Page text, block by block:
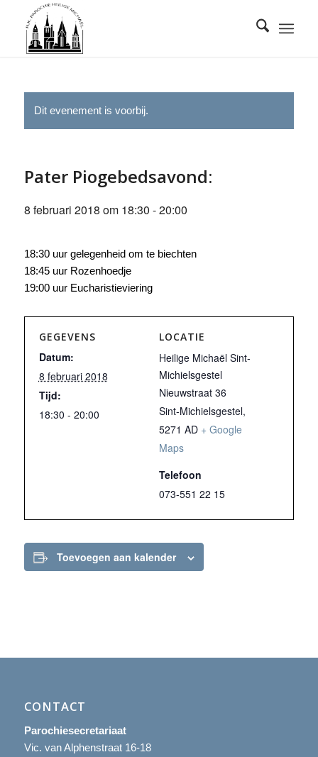
Dit evenement is voorbij.
Pater Piogebedsavond:
8 februari 2018 om 18:30 -20:00
18:30 uur gelegenheid om te biechten
18:45 uur Rozenhoedje
19:00 uur Eucharistieviering
GEGEVENS
Datum:
8 februari 2018
Tijd:
18:30 - 20:00
LOCATIE
Heilige Michaël Sint-
Michielsgestel
Nieuwstraat 36
Sint-Michielsgestel,
5271 AD + Google
Maps
Telefoon
073-551 22 15
Toevoegen aan kalender
CONTACT
Parochiesecretariaat
Vic. van Alphenstraat 16-18